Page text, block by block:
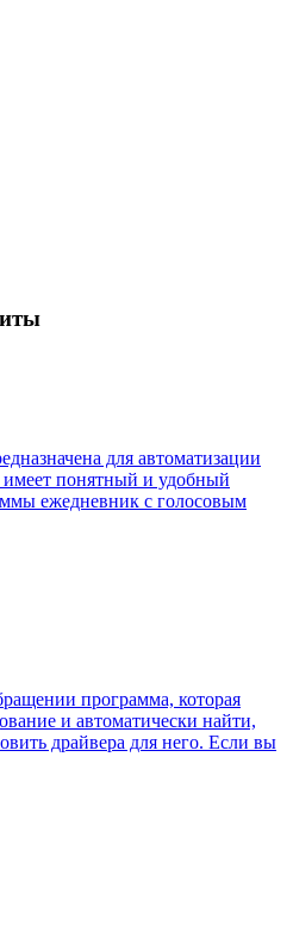
для автоматизации
понятный и удобный
ежедневник с голосовым
программа, которая
и автоматически найти,
драйвера для него. Если вы